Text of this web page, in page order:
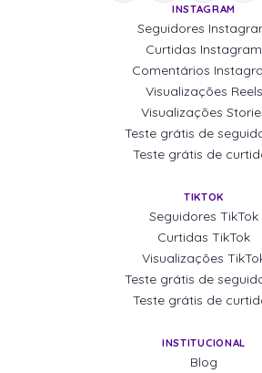
INSTAGRAM
Seguidores
Curtidas Instagram
Comentários
Visualizações Reels
Visualizações
Teste grátis de
Teste grátis de
TIKTOK
Seguidores TikTok
Curtidas TikTok
Visualizações
Teste grátis de
Teste grátis de
INSTITUCIONAL
Blog